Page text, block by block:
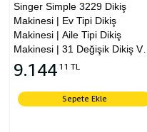
Singer Simple 3229 Dikiş
Makinesi | Ev Tipi Dikiş
Makinesi | Aile Tipi Dikiş
Makinesi | 31 Değişik Dikiş
Desen
9.144 11 TL
Sepete Ekle